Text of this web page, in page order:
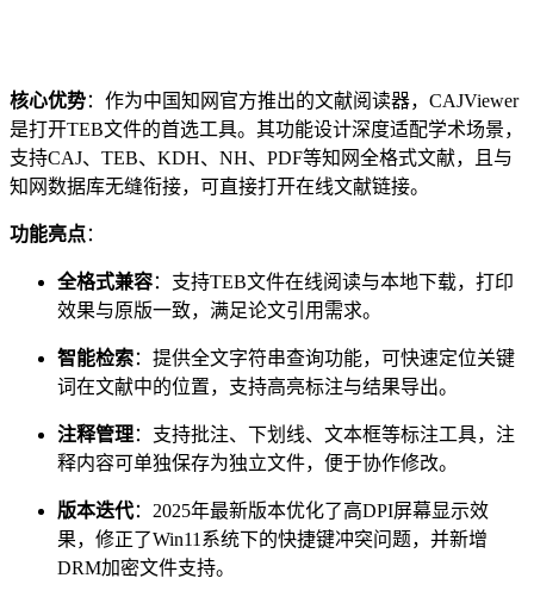
核心优势：作为中国知网官方推出的文献阅读器，CAJViewer
是打开TEB文件的首选工具。其功能设计深度适配学术场景，
支持CAJ、TEB、KDH、NH、PDF等知网全格式文献，且与
知网数据库无缝衔接，可直接打开在线文献链接。
功能亮点：
全格式兼容：支持TEB文件在线阅读与本地下载，打印
效果与原版一致，满足论文引用需求。
智能检索：提供全文字符串查询功能，可快速定位关键
词在文献中的位置，支持高亮标注与结果导出。
注释管理：支持批注、下划线、文本框等标注工具，注
释内容可单独保存为独立文件，便于协作修改。
版本迭代：2025年最新版本优化了高DPI屏幕显示效
果，修正了Win11系统下的快捷键冲突问题，并新增
DRM加密文件支持。